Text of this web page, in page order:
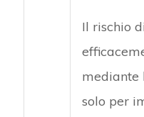
Il rischio
mediante
solo per